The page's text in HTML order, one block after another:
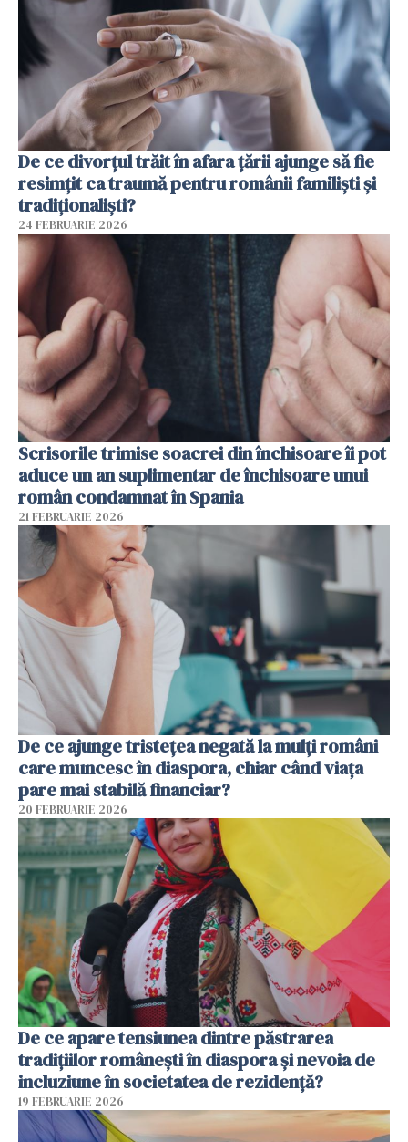
De ce divorțul trăit în afara țării ajunge să fie
resimțit ca traumă pentru românii familiști și
tradiționaliști?
24 FEBRUARIE 2026
Scrisorile trimise soacrei din închisoare îi pot
aduce un an suplimentar de închisoare unui
român condamnat în Spania
21 FEBRUARIE 2026
De ce ajunge tristețea negată la mulți români
care muncesc în diaspora, chiar când viața
pare mai stabilă financiar?
20 FEBRUARIE 2026
De ce apare tensiunea dintre păstrarea
tradițiilor românești în diaspora și nevoia de
incluziune în societatea de rezidență?
19 FEBRUARIE 2026